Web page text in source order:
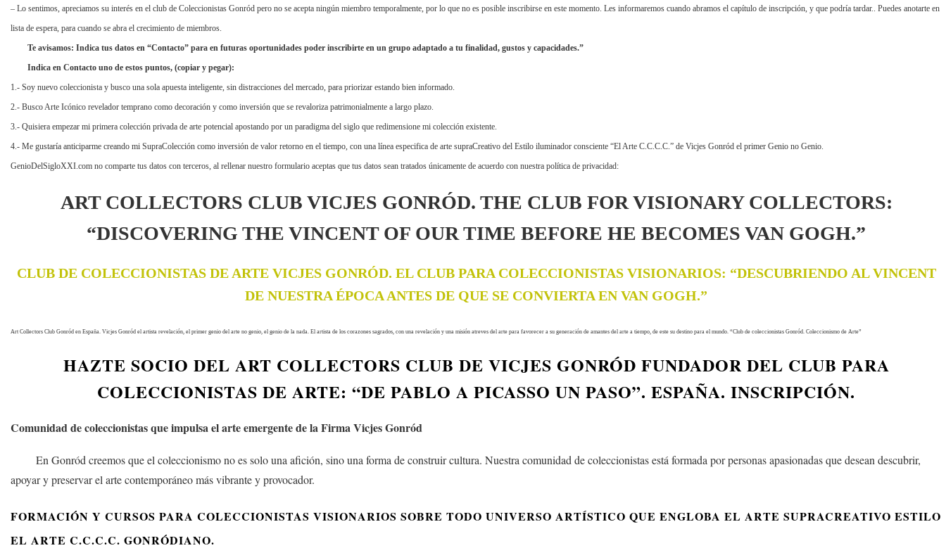
– Lo sentimos, apreciamos su interés en el club de Coleccionistas Gonród pero no se acepta ningún miembro temporalmente, por lo que no es posible inscribirse en este momento. Les informaremos cuando abramos el capítulo de inscripción, y que podría tardar.. Puedes anotarte en
lista de espera, para cuando se abra el crecimiento de miembros.
Te avisamos: Indica tus datos en “Contacto” para en futuras oportunidades poder inscribirte en un grupo adaptado a tu finalidad, gustos y capacidades.”
Indica en Contacto uno de estos puntos, (copiar y pegar):
1.- Soy nuevo coleccionista y busco una sola apuesta inteligente, sin distracciones del mercado, para priorizar estando bien informado.
2.- Busco Arte Icónico revelador temprano como decoración y como inversión que se revaloriza patrimonialmente a largo plazo.
3.- Quisiera empezar mi primera colección privada de arte potencial apostando por un paradigma del siglo que redimensione mi colección existente.
4.- Me gustaría anticiparme creando mi SupraColección como inversión de valor retorno en el tiempo, con una línea especifica de arte supraCreativo del Estilo iluminador consciente “El Arte C.C.C.C.” de Vicjes Gonród el primer Genio no Genio.
GenioDelSigloXXI.com no comparte tus datos con terceros, al rellenar nuestro formulario aceptas que tus datos sean tratados únicamente de acuerdo con nuestra política de privacidad:
ART COLLECTORS CLUB VICJES GONRÓD. THE CLUB FOR VISIONARY COLLECTORS:
“DISCOVERING THE VINCENT OF OUR TIME BEFORE HE BECOMES VAN GOGH.”
CLUB DE COLECCIONISTAS DE ARTE VICJES GONRÓD. EL CLUB PARA COLECCIONISTAS VISIONARIOS: “DESCUBRIENDO AL VINCENT
DE NUESTRA ÉPOCA ANTES DE QUE SE CONVIERTA EN VAN GOGH.”
Art Collectors Club Gonród en España. Vicjes Gonród el artista revelación, el primer genio del arte no genio, el genio de la nada. El artista de los corazones sagrados, con una revelación y una misión atreves del arte para favorecer a su generación de amantes del arte a tiempo, de este su destino para el mundo. “Club de coleccionistas Gonród. Coleccionismo de Arte”
HAZTE SOCIO DEL ART COLLECTORS CLUB DE VICJES GONRÓD FUNDADOR DEL CLUB PARA
COLECCIONISTAS DE ARTE: “DE PABLO A PICASSO UN PASO”. ESPAÑA. INSCRIPCIÓN.
Comunidad de coleccionistas que impulsa el arte emergente de la Firma Vicjes Gonród
En Gonród creemos que el coleccionismo no es solo una afición, sino una forma de construir cultura. Nuestra comunidad de coleccionistas está formada por personas apasionadas que desean descubrir,
apoyar y preservar el arte contemporáneo más vibrante y provocador.
FORMACIÓN Y CURSOS PARA COLECCIONISTAS VISIONARIOS SOBRE TODO UNIVERSO ARTÍSTICO QUE ENGLOBA EL ARTE SUPRACREATIVO ESTILO
EL ARTE C.C.C.C. GONRÓDIANO.